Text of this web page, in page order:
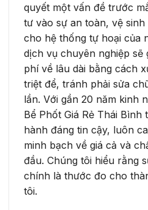
quyết một vấn đề trước
tư vào sự an toàn, vệ
cho hệ thống tự hoại của
dịch vụ chuyên nghiệp sẽ
phí về lâu dài bằng cách
triệt để, tránh phải sửa
lần. Với gần 20 năm kinh
Bể Phốt Giá Rẻ Thái
hành đáng tin cậy, luôn
minh bạch về giá cả và
đầu. Chúng tôi hiểu rằng
chính là thước đo cho
tôi.